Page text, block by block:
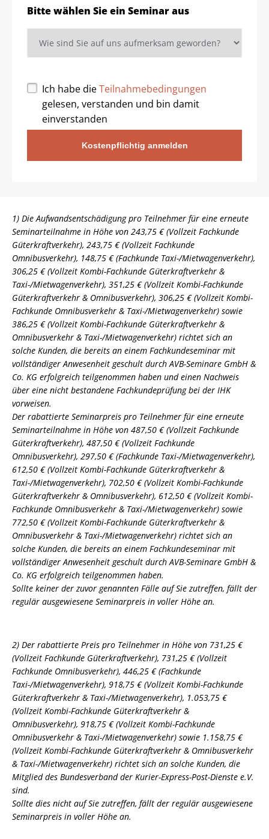
Bitte wählen Sie ein Seminar aus
Ich habe dieTeilnahmebedingungen
gelesen, verstanden und bin damit
einverstanden
Kostenpflichtig anmelden
1) Die Aufwandsentschädigung pro Teilnehmer für eine erneute
Seminarteilnahme in Höhe von 243,75 € (Vollzeit Fachkunde
Güterkraftverkehr), 243,75 € (Vollzeit Fachkunde
Omnibusverkehr), 148,75 € (Fachkunde Taxi-/Mietwagenverkehr),
306,25 € (Vollzeit Kombi-Fachkunde Güterkraftverkehr &
Taxi-/Mietwagenverkehr), 351,25 € (Vollzeit Kombi-Fachkunde
Güterkraftverkehr & Omnibusverkehr), 306,25 € (Vollzeit Kombi-
Fachkunde Omnibusverkehr & Taxi-/Mietwagenverkehr) sowie
386,25 € (Vollzeit Kombi-Fachkunde Güterkraftverkehr &
Omnibusverkehr & Taxi-/Mietwagenverkehr) richtet sich an
solche Kunden, die bereits an einem Fachkundeseminar mit
vollständiger Anwesenheit geschult durch AVB-Seminare GmbH &
Co. KG erfolgreich teilgenommen haben und einen Nachweis
über eine nicht bestandene Fachkundeprüfung bei der IHK
vorweisen.
Der rabattierte Seminarpreis pro Teilnehmer für eine erneute
Seminarteilnahme in Höhe von 487,50 € (Vollzeit Fachkunde
Güterkraftverkehr), 487,50 € (Vollzeit Fachkunde
Omnibusverkehr), 297,50 € (Fachkunde Taxi-/Mietwagenverkehr),
612,50 € (Vollzeit Kombi-Fachkunde Güterkraftverkehr &
Taxi-/Mietwagenverkehr), 702,50 € (Vollzeit Kombi-Fachkunde
Güterkraftverkehr & Omnibusverkehr), 612,50 € (Vollzeit Kombi-
Fachkunde Omnibusverkehr & Taxi-/Mietwagenverkehr) sowie
772,50 € (Vollzeit Kombi-Fachkunde Güterkraftverkehr &
Omnibusverkehr & Taxi-/Mietwagenverkehr) richtet sich an
solche Kunden, die bereits an einem Fachkundeseminar mit
vollständiger Anwesenheit geschult durch AVB-Seminare GmbH &
Co. KG erfolgreich teilgenommen haben.
Sollte keiner der zuvor genannten Fälle auf Sie zutreffen, fällt der
regulär ausgewiesene Seminarpreis in voller Höhe an.
2) Der rabattierte Preis pro Teilnehmer in Höhe von 731,25 €
(Vollzeit Fachkunde Güterkraftverkehr), 731,25 € (Vollzeit
Fachkunde Omnibusverkehr), 446,25 € (Fachkunde
Taxi-/Mietwagenverkehr), 918,75 € (Vollzeit Kombi-Fachkunde
Güterkraftverkehr & Taxi-/Mietwagenverkehr), 1.053,75 €
(Vollzeit Kombi-Fachkunde Güterkraftverkehr &
Omnibusverkehr), 918,75 € (Vollzeit Kombi-Fachkunde
Omnibusverkehr & Taxi-/Mietwagenverkehr) sowie 1.158,75 €
(Vollzeit Kombi-Fachkunde Güterkraftverkehr & Omnibusverkehr
& Taxi-/Mietwagenverkehr) richtet sich an solche Kunden, die
Mitglied des Bundesverband der Kurier-Express-Post-Dienste e.V.
sind.
Sollte dies nicht auf Sie zutreffen, fällt der regulär ausgewiesene
Seminarpreis in voller Höhe an.